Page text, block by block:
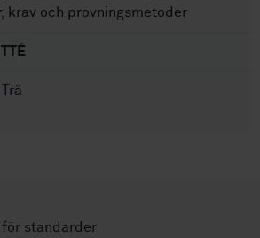
krav och provningsmetoder
Trä
standarder